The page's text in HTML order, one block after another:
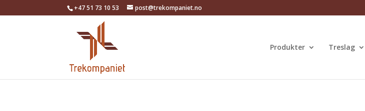
+47 51 73 10 53 post@trekompaniet.no
Produkter Treslag